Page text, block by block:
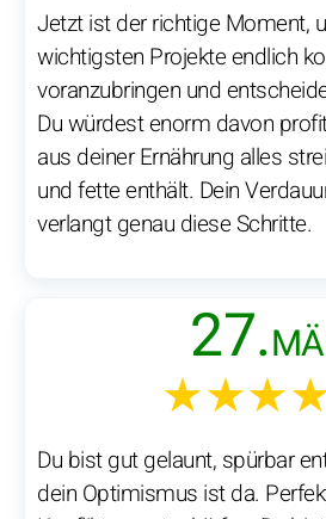
Jetzt ist der richtige Moment,
wichtigsten Projekte endlich
voranzubringen und
Du würdest enorm davon
aus deiner Ernährung alles
und fette enthält. Dein
verlangt genau diese Schritte.
27.
Du bist gut gelaunt, spürbar
dein Optimismus ist da.